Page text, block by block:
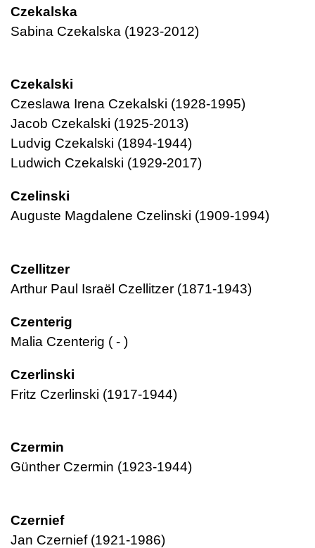
Czekalska
Sabina Czekalska (1923-2012)
Czekalski
Czeslawa Irena Czekalski (1928-1995)
Jacob Czekalski (1925-2013)
Ludvig Czekalski (1894-1944)
Ludwich Czekalski (1929-2017)
Czelinski
Auguste Magdalene Czelinski (1909-1994)
Czellitzer
Arthur Paul Israël Czellitzer (1871-1943)
Czenterig
Malia Czenterig ( - )
Czerlinski
Fritz Czerlinski (1917-1944)
Czermin
Günther Czermin (1923-1944)
Czernief
Jan Czernief (1921-1986)